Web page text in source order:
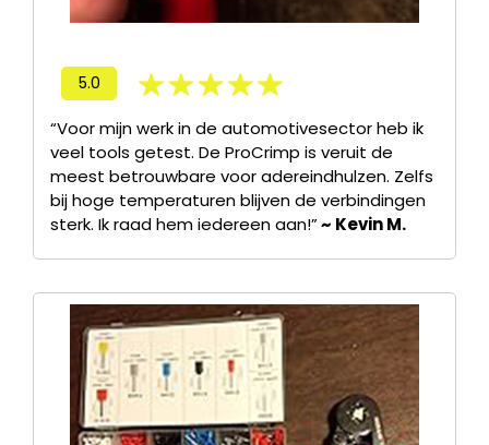
5.0
“Voor mijn werk in de automotivesector heb ik
veel tools getest. De ProCrimp is veruit de
meest betrouwbare voor adereindhulzen. Zelfs
bij hoge temperaturen blijven de verbindingen
sterk. Ik raad hem iedereen aan!”~ Kevin M.